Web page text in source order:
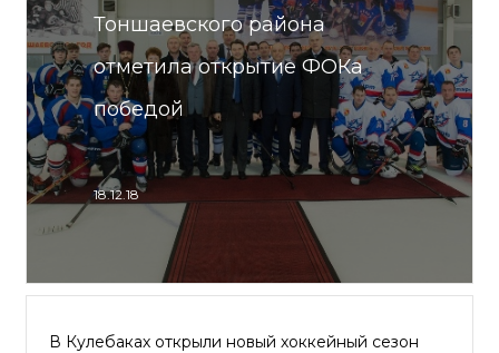
Тоншаевского района
отметила открытие ФОКа
победой
18.12.18
В Кулебаках открыли новый хоккейный сезон